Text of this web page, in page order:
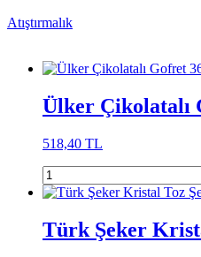
Atıştırmalık
Ülker Çikolatalı
518,40 TL
Türk Şeker